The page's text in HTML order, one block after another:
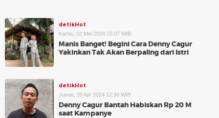
detikHot
Kamis, 02 Mei 2024 15:07 WIB
Manis Banget! Begini Cara Denny Cagur
Yakinkan Tak Akan Berpaling dari Istri
detikHot
Jumat, 19 Apr 2024 12:30 WIB
Denny Cagur Bantah Habiskan Rp 20 M
saat Kampanye